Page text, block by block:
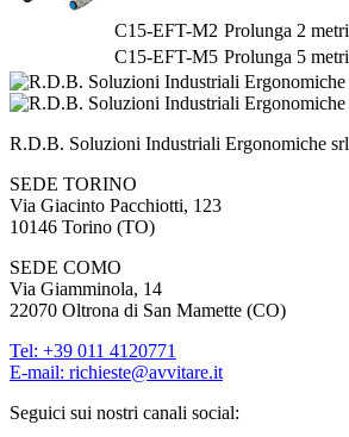
C15-EFT-M2 Prolunga 2 metri
C15-EFT-M5 Prolunga 5 metri
R.D.B. Soluzioni Industriali Ergonomiche srl
SEDE TORINO
Via Giacinto Pacchiotti, 123
10146 Torino (TO)
SEDE COMO
Via Giamminola, 14
22070 Oltrona di San Mamette (CO)
Tel: +39 011 4120771
E-mail: richieste@avvitare.it
Seguici sui nostri canali social: